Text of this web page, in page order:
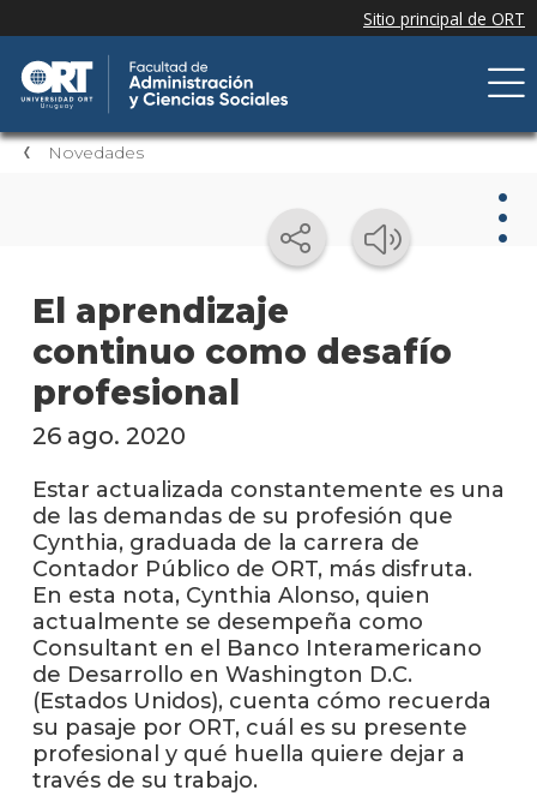
Novedades
El aprendizaje
continuo como desafío
profesional
La
en
26 ago. 2020
Estar actualizada constantemente es una
de las demandas de su profesión que
Cynthia, graduada de la carrera de
Contador Público de ORT, más disfruta.
En esta nota, Cynthia Alonso, quien
actualmente se desempeña como
Consultant en el Banco Interamericano
de Desarrollo en Washington D.C.
(Estados Unidos), cuenta cómo recuerda
su pasaje por ORT, cuál es su presente
profesional y qué huella quiere dejar a
través de su trabajo.